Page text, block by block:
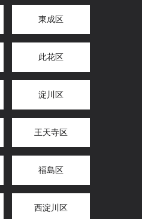
東成区
此花区
淀川区
王天寺区
福島区
西淀川区